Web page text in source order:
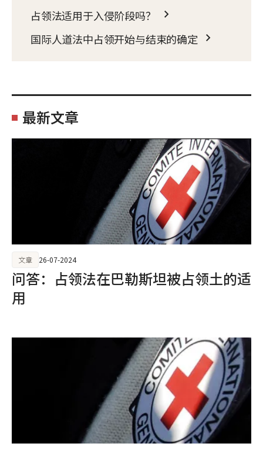
占领法适用于入侵阶段吗？
国际人道法中占领开始与结束的确定
最新文章
问答：占领法在巴勒斯坦被占领土的适
用
文章 26-07-2024